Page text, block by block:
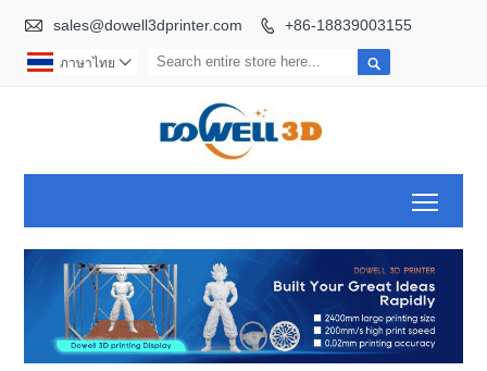
 sales@dowell3dprinter.com  +86-18839003155

ภาษาไทย 